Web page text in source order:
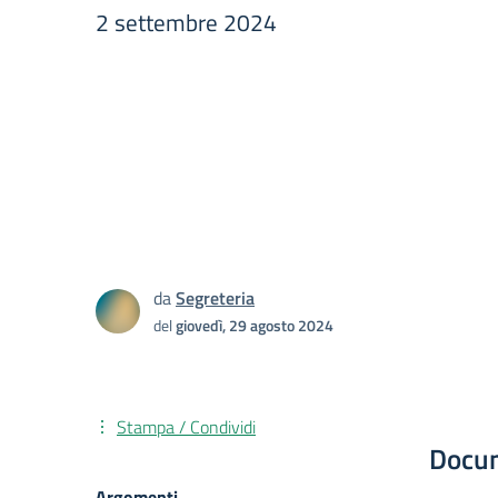
2 settembre 2024
daSegreteria
delgiovedì, 29 agosto 2024
Stampa / Condividi